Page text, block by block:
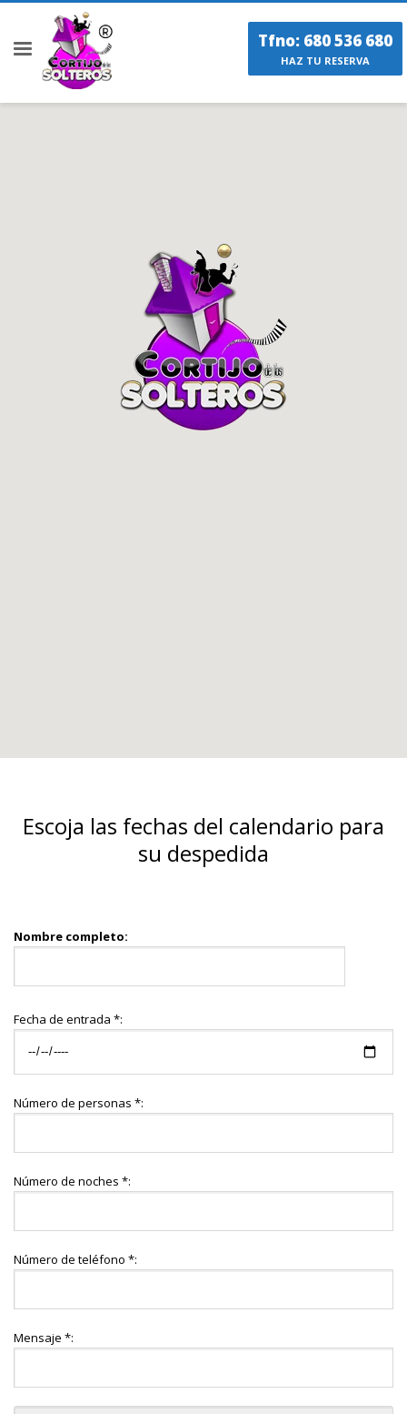
Tfno: 680 536 680
HAZ TU RESERVA
Escoja las fechas del calendario para
su despedida
Nombre completo:
Fecha de entrada *:
Número de personas *:
Número de noches *:
Número de teléfono *:
Mensaje *: